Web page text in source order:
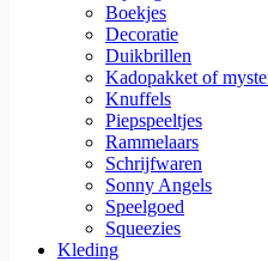
Boekjes
Decoratie
Duikbrillen
Kadopakket of
Knuffels
Piepspeeltjes
Rammelaars
Schrijfwaren
Sonny Angels
Speelgoed
Squeezies
Kleding